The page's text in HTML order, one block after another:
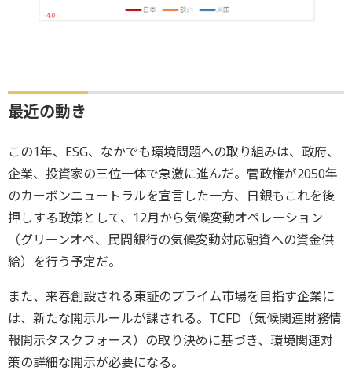
最近の動き
この1年、ESG、なかでも環境問題への取り組みは、政府、
企業、投資家の三位一体で急激に進んだ。菅政権が2050年
のカーボンニュートラルを宣言した一方、日銀もこれを後
押しする政策として、12月から気候変動オペレーション
（グリーンオペ、民間銀行の気候変動対応融資への資金供
給）を行う予定だ。
また、来春創設される東証のプライム市場を目指す企業に
は、新たな開示ルールが課される。TCFD（気候関連財務情
報開示タスクフォース）の取り決めに基づき、環境関連対
策の詳細な開示が必要になる。